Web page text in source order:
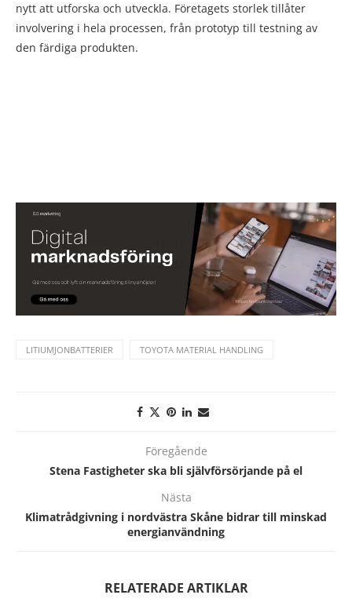
nytt att utforska och utveckla. Företagets storlek tillåter
involvering i hela processen, från prototyp till testning av
den färdiga produkten.
LITIUMJONBATTERIER TOYOTA MATERIAL HANDLING
Föregående
Stena Fastigheter ska bli självförsörjande på el
Nästa
Klimatrådgivning i nordvästra Skåne bidrar till minskad
energianvändning
RELATERADE ARTIKLAR